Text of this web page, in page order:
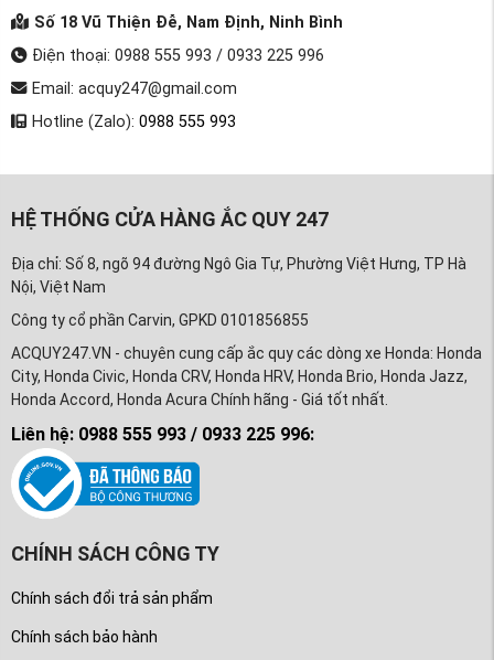
Số 18 Vũ Thiện Đễ, Nam Định, Ninh Bình
Điện thoại: 0988 555 993 / 0933 225 996
Email: acquy247@gmail.com
Hotline (Zalo): 0988 555 993
HỆ THỐNG CỬA HÀNG ẮC QUY 247
Địa chỉ: Số 8, ngõ 94 đường Ngô Gia Tự, Phường Việt Hưng, TP Hà
Nội, Việt Nam
Công ty cổ phần Carvin, GPKD 0101856855
ACQUY247.VN - chuyên cung cấp ắc quy các dòng xe Honda: Honda
City, Honda Civic, Honda CRV, Honda HRV, Honda Brio, Honda Jazz,
Honda Accord, Honda Acura Chính hãng - Giá tốt nhất.
Liên hệ: 0988 555 993 / 0933 225 996:
CHÍNH SÁCH CÔNG TY
Chính sách đổi trả sản phẩm
Chính sách bảo hành